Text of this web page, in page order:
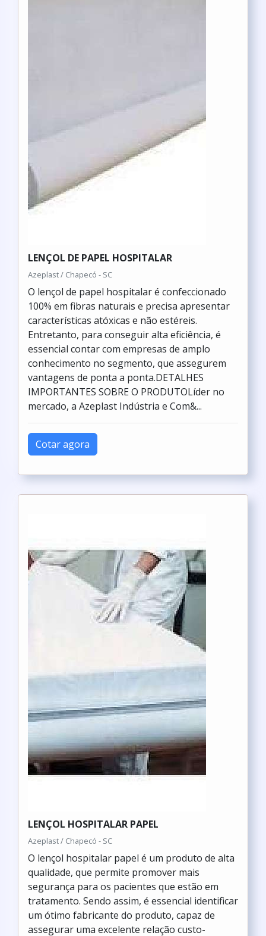
LENÇOL DE PAPEL HOSPITALAR
Azeplast / Chapecó - SC
O lençol de papel hospitalar é confeccionado
100% em fibras naturais e precisa apresentar
características atóxicas e não estéreis.
Entretanto, para conseguir alta eficiência, é
essencial contar com empresas de amplo
conhecimento no segmento, que assegurem
vantagens de ponta a ponta.DETALHES
IMPORTANTES SOBRE O PRODUTOLíder no
mercado, a Azeplast Indústria e Com&...
Cotar agora
LENÇOL HOSPITALAR PAPEL
Azeplast / Chapecó - SC
O lençol hospitalar papel é um produto de alta
qualidade, que permite promover mais
segurança para os pacientes que estão em
tratamento. Sendo assim, é essencial identificar
um ótimo fabricante do produto, capaz de
assegurar uma excelente relação custo-